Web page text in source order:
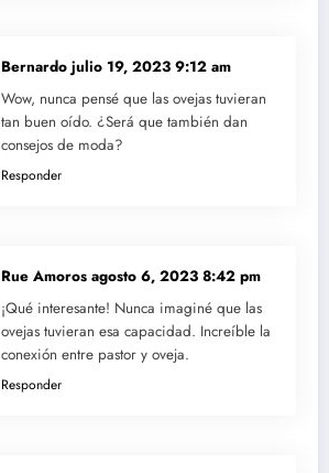
Bernardo julio 19, 2023 9:12 am
Wow, nunca pensé que las ovejas tuvieran
tan buen oído. ¿Será que también dan
consejos de moda?
Responder
Rue Amoros agosto 6, 2023 8:42 pm
¡Qué interesante! Nunca imaginé que las
ovejas tuvieran esa capacidad. Increíble la
conexión entre pastor y oveja.
Responder